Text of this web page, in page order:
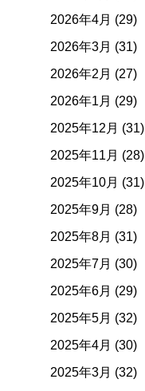
2026年4月 (29)
2026年3月 (31)
2026年2月 (27)
2026年1月 (29)
2025年12月 (31)
2025年11月 (28)
2025年10月 (31)
2025年9月 (28)
2025年8月 (31)
2025年7月 (30)
2025年6月 (29)
2025年5月 (32)
2025年4月 (30)
2025年3月 (32)